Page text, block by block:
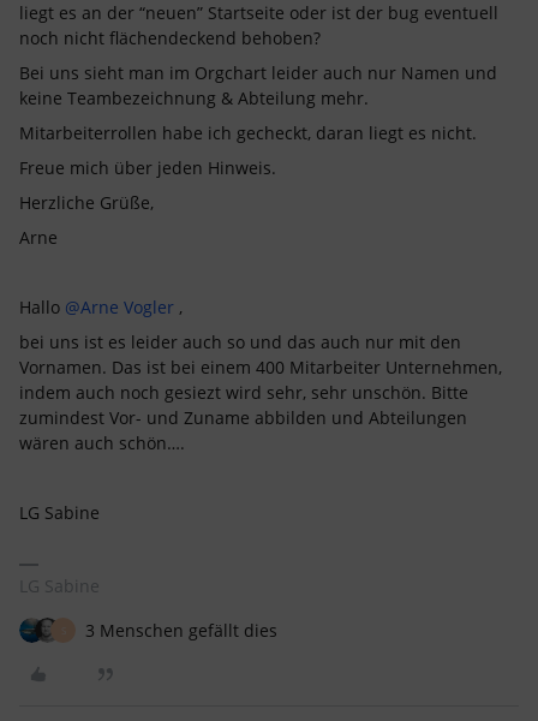
liegt es an der “neuen” Startseite oder ist der bug eventuell
noch nicht flächendeckend behoben?
Bei uns sieht man im Orgchart leider auch nur Namen und
keine Teambezeichnung & Abteilung mehr.
Mitarbeiterrollen habe ich gecheckt, daran liegt es nicht.
Freue mich über jeden Hinweis.
Herzliche Grüße,
Arne
Hallo @Arne Vogler ,
bei uns ist es leider auch so und das auch nur mit den
Vornamen. Das ist bei einem 400 Mitarbeiter Unternehmen,
indem auch noch gesiezt wird sehr, sehr unschön. Bitte
zumindest Vor- und Zuname abbilden und Abteilungen
wären auch schön….
LG Sabine
LG Sabine
3 Menschen gefällt dies